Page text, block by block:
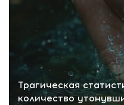
Трагическая
количество